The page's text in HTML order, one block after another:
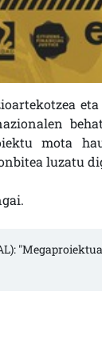
mota
luzatu